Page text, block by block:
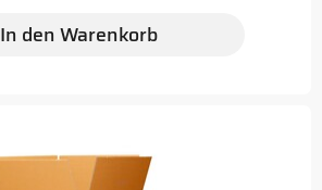
In den Warenkorb